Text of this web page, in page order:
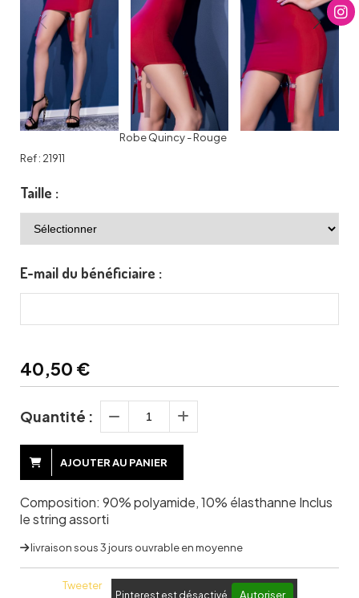
Robe Quincy - Rouge
Ref : 21911
Taille :
E-mail du bénéficiaire :
40,50 €
Quantité :
AJOUTER AU PANIER
Composition: 90% polyamide, 10% élasthanne Inclus
le string assorti
livraison sous 3 jours ouvrable en moyenne
Tweeter
Pinterest est désactivé. Autoriser